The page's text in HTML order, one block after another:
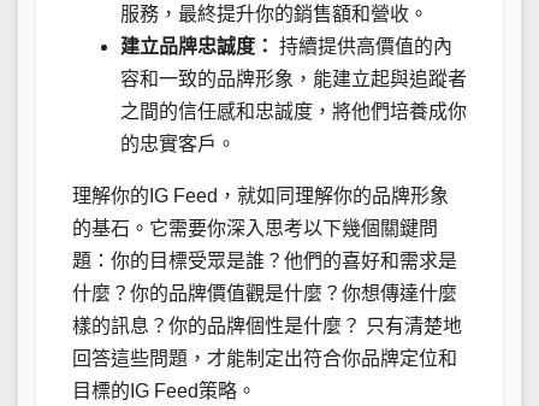
服務，最終提升你的銷售額和營收。
建立品牌忠誠度： 持續提供高價值的內
容和一致的品牌形象，能建立起與追蹤者
之間的信任感和忠誠度，將他們培養成你
的忠實客戶。
理解你的IG Feed，就如同理解你的品牌形象
的基石。它需要你深入思考以下幾個關鍵問
題：你的目標受眾是誰？他們的喜好和需求是
什麼？你的品牌價值觀是什麼？你想傳達什麼
樣的訊息？你的品牌個性是什麼？ 只有清楚地
回答這些問題，才能制定出符合你品牌定位和
目標的IG Feed策略。